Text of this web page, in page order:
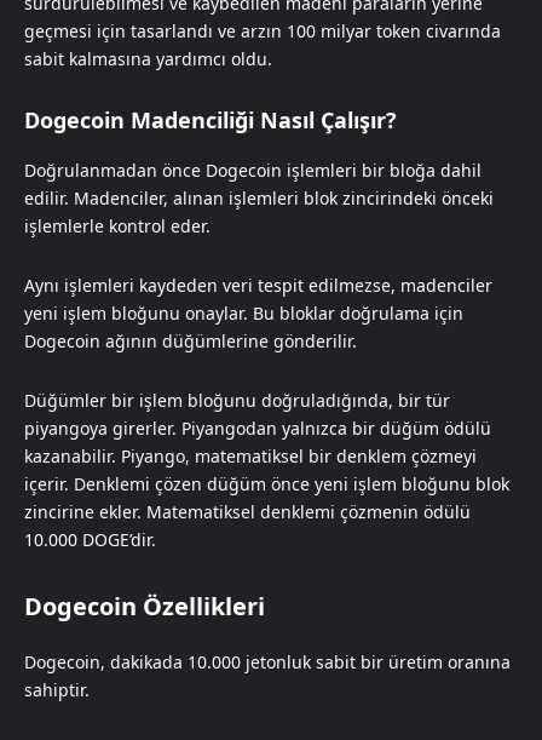
geçmesi için tasarlandı ve arzın 100 milyar token civarında
sabit kalmasına yardımcı oldu.
Dogecoin Madenciliği Nasıl Çalışır?
Doğrulanmadan önce Dogecoin işlemleri bir bloğa dahil
edilir. Madenciler, alınan işlemleri blok zincirindeki önceki
işlemlerle kontrol eder.
Aynı işlemleri kaydeden veri tespit edilmezse, madenciler
yeni işlem bloğunu onaylar. Bu bloklar doğrulama için
Dogecoin ağının düğümlerine gönderilir.
Düğümler bir işlem bloğunu doğruladığında, bir tür
piyangoya girerler. Piyangodan yalnızca bir düğüm ödülü
kazanabilir. Piyango, matematiksel bir denklem çözmeyi
içerir. Denklemi çözen düğüm önce yeni işlem bloğunu blok
zincirine ekler. Matematiksel denklemi çözmenin ödülü
10.000 DOGE’dir.
Dogecoin Özellikleri
Dogecoin, dakikada 10.000 jetonluk sabit bir üretim oranına
sahiptir.